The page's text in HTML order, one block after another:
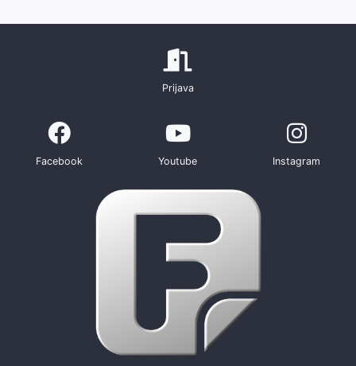
Prijava
Facebook Youtube Instagram